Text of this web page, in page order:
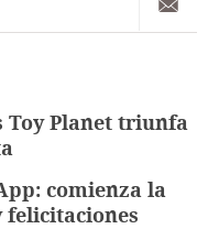
Toy Planet triunfa
comienza la
felicitaciones